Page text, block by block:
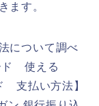
ます。
について調べ
ド 使える
支払い方法】